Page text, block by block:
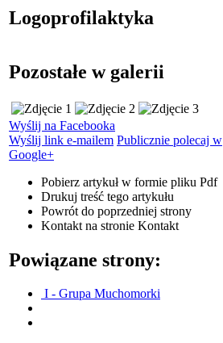
Logoprofilaktyka
Pozostałe w galerii
Wyślij na Facebooka
Wyślij link e-mailem Publicznie polecaj w
Google+
Pobierz artykuł w formie pliku Pdf
Drukuj treść tego artykułu
Powrót do poprzedniej strony
Kontakt na stronie Kontakt
Powiązane strony:
I - Grupa Muchomorki